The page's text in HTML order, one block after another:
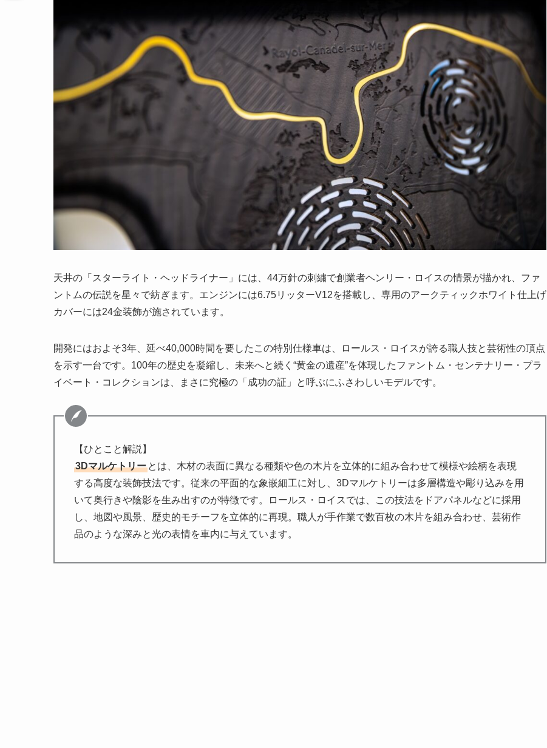
天井の「スターライト・ヘッドライナー」には、44万針の刺繍で創業者ヘンリー・ロイスの情景が描かれ、ファ
ントムの伝説を星々で紡ぎます。エンジンには6.75リッターV12を搭載し、専用のアークティックホワイト仕上げ
カバーには24金装飾が施されています。
開発にはおよそ3年、延べ40,000時間を要したこの特別仕様車は、ロールス・ロイスが誇る職人技と芸術性の頂点
を示す一台です。100年の歴史を凝縮し、未来へと続く“黄金の遺産”を体現したファントム・センテナリー・プラ
イベート・コレクションは、まさに究極の「成功の証」と呼ぶにふさわしいモデルです。
【ひとこと解説】
3Dマルケトリー とは、木材の表面に異なる種類や色の木片を立体的に組み合わせて模様や絵柄を表現
する高度な装飾技法です。従来の平面的な象嵌細工に対し、3Dマルケトリーは多層構造や彫り込みを用
いて奥行きや陰影を生み出すのが特徴です。ロールス・ロイスでは、この技法をドアパネルなどに採用
し、地図や風景、歴史的モチーフを立体的に再現。職人が手作業で数百枚の木片を組み合わせ、芸術作
品のような深みと光の表情を車内に与えています。